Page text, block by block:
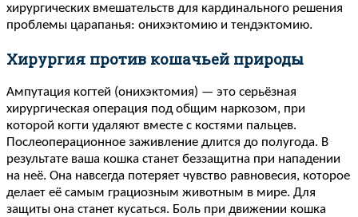
хирургических вмешательств для кардинального решения
проблемы царапанья: онихэктомию и тендэктомию.
Хирургия против кошачьей природы
Ампутация когтей (онихэктомия) — это серьёзная
хирургическая операция под общим наркозом, при
которой когти удаляют вместе с костями пальцев.
Послеоперационное заживление длится до полугода. В
результате ваша кошка станет беззащитна при нападении
на неё. Она навсегда потеряет чувство равновесия, которое
делает её самым грациозным животным в мире. Для
защиты она станет кусаться. Боль при движении кошка